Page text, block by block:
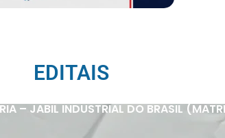
EDITAIS
– JABIL INDUSTRIAL DO BRASIL